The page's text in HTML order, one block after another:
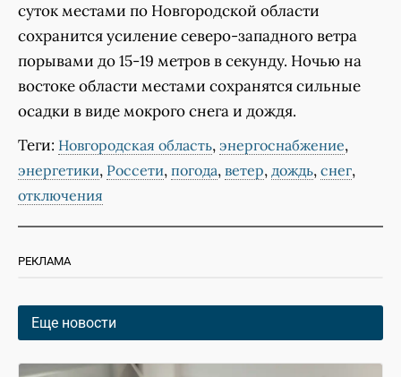
суток местами по Новгородской области
сохранится усиление северо-западного ветра
порывами до 15-19 метров в секунду. Ночью на
востоке области местами сохранятся сильные
осадки в виде мокрого снега и дождя.
Теги: Новгородская область, энергоснабжение,
энергетики, Россети, погода, ветер, дождь, снег,
отключения
РЕКЛАМА
Еще новости